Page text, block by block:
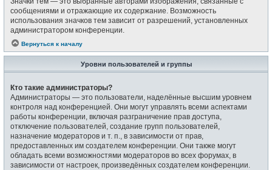
сообщениями и отражающие их содержание. Возможность
использования значков тем зависит от разрешений, установленных
администратором конференции.
Вернуться к началу
Уровни пользователей и группы
Кто такие администраторы?
Администраторы — это пользователи, наделённые высшим уровнем
контроля над конференцией. Они могут управлять всеми аспектами
работы конференции, включая разграничение прав доступа,
отключение пользователей, создание групп пользователей,
назначение модераторов и т. п., в зависимости от прав,
предоставленных им создателем конференции. Они также могут
обладать всеми возможностями модераторов во всех форумах, в
зависимости от настроек, произведённых создателем конференции.